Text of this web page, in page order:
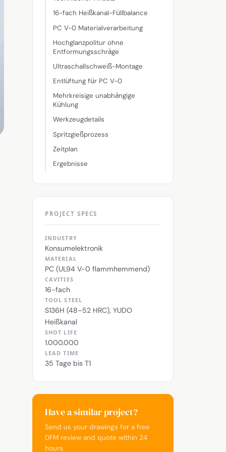
16-fach Heißkanal-Füllbalance
PC V-0 Materialverarbeitung
Hochglanzpolitur ohne
Entformungsschräge
Ultraschallschweiß-Montage
Entlüftung für PC V-0
Mehrkreisige unabhängige
Kühlung
Werkzeugdetails
Spritzgießprozess
Zeitplan
Ergebnisse
PROJECT SPECS
INDUSTRY
Konsumelektronik
MATERIAL
PC (UL94 V-0 flammhemmend)
CAVITIES
16-fach
TOOL STEEL
S136H (48–52 HRC), YUDO
Heißkanal
SHOT LIFE
1.000.000
LEAD TIME
35 Tage bis T1
Have a similar project?
Send us your drawings for a free
DFM review and quote within 24
hours.